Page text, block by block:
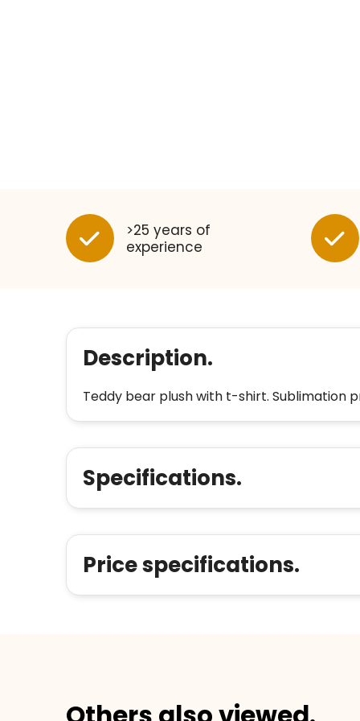
>25 years of
experience
Description.
Teddy bear plush with t-shirt. Sublimation
Specifications.
Price specifications.